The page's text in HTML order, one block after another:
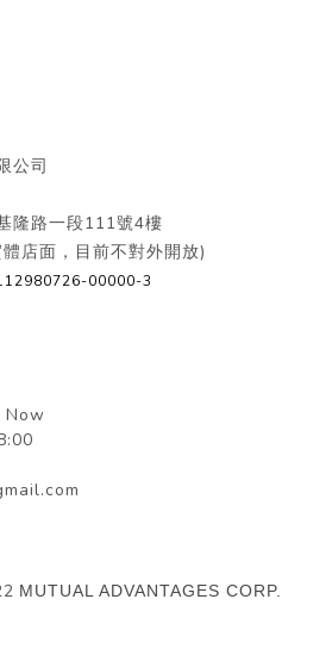
公司
隆路一段111號4樓
店面，目前不對外開放)
00000-3
Now
MUTUAL ADVANTAGES CORP.